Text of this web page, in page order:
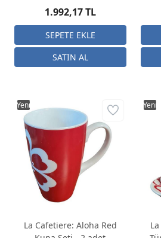
adet
1.992,17 TL
La Cafetiere: Aloha Red
Yeni Yeni